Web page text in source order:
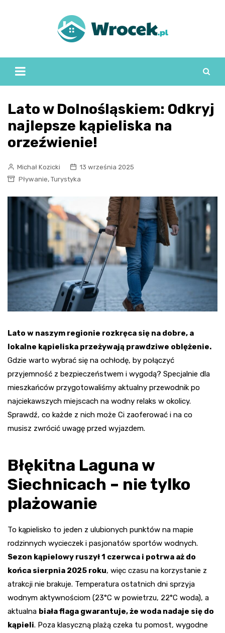
Lato w Dolnośląskiem: Odkryj
najlepsze kąpieliska na
orzeźwienie!
Michał Kozicki
13 września 2025
Pływanie, Turystyka
Lato w naszym regionie rozkręca się na dobre, a
lokalne kąpieliska przeżywają prawdziwe oblężenie.
Gdzie warto wybrać się na ochłodę, by połączyć
przyjemność z bezpieczeństwem i wygodą? Specjalnie dla
mieszkańców przygotowaliśmy aktualny przewodnik po
najciekawszych miejscach na wodny relaks w okolicy.
Sprawdź, co każde z nich może Ci zaoferować i na co
musisz zwrócić uwagę przed wyjazdem.
Błękitna Laguna w
Siechnicach – nie tylko
plażowanie
To kąpielisko to jeden z ulubionych punktów na mapie
rodzinnych wycieczek i pasjonatów sportów wodnych.
Sezon kąpielowy ruszył 1 czerwca i potrwa aż do
końca sierpnia 2025 roku, więc czasu na korzystanie z
atrakcji nie brakuje. Temperatura ostatnich dni sprzyja
wodnym aktywnościom (23°C w powietrzu, 22°C woda), a
aktualna biała flaga gwarantuje, że woda nadaje się do
kąpieli. Poza klasyczną plażą czeka tu pomost, wygodne